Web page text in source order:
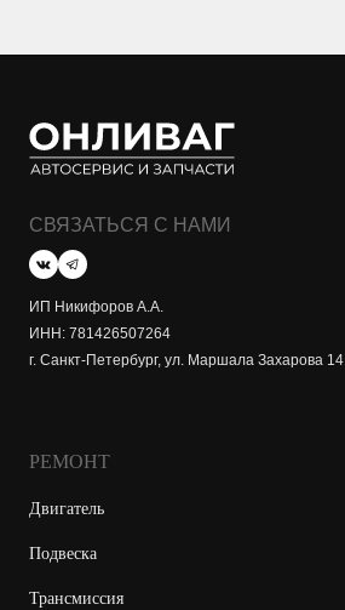
СВЯЗАТЬСЯ С НАМИ
ИП Никифоров А.А.
ИНН: 781426507264
г. Санкт-Петербург, ул. Маршала Захарова 14
РЕМОНТ
Двигатель
Подвеска
Трансмиссия